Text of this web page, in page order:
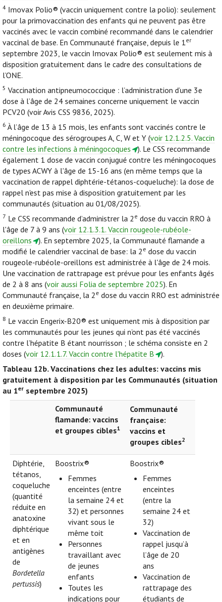
4 Imovax Polio® (vaccin uniquement contre la polio): seulement
pour la primovaccination des enfants qui ne peuvent pas être
vaccinés avec le vaccin combiné recommandé dans le calendrier
vaccinal de base. En Communauté française, depuis le 1er
septembre 2023, le vaccin Imovax Polio® est seulement mis à
disposition gratuitement dans le cadre des consultations de
l’ONE.
5 Vaccination antipneumococcique : l’administration d’une 3e
dose à l’âge de 24 semaines concerne uniquement le vaccin
PCV20 (voir Avis CSS 9836, 2025).
6 À l’âge de 13 à 15 mois, les enfants sont vaccinés contre le
méningocoque des sérogroupes A, C, W et Y (voir 12.1.2.5. Vaccin
contre les infections à méningocoques
). Le CSS recommande
également 1 dose de vaccin conjugué contre les méningocoques
de types ACWY à l'âge de 15-16 ans (en même temps que la
vaccination de rappel diphtérie-tétanos-coqueluche): la dose de
rappel n'est pas mise à disposition gratuitement par les
communautés (situation au 01/08/2025).
7 Le CSS recommande d’administrer la 2 e dose du vaccin RRO à
l'âge de 7 à 9 ans (voir 12.1.3.1. Vaccin rougeole-rubéole-
oreillons
). En septembre 2025, la Communauté flamande a
modifié le calendrier vaccinal de base: la 2 e dose du vaccin
rougeole-rubéole-oreillons est administrée à l'âge de 24 mois.
Une vaccination de rattrapage est prévue pour les enfants âgés
de 2 à 8 ans (voir aussi Folia de septembre 2025). En
Communauté française, la 2 e dose du vaccin RRO est administrée
en deuxième primaire.
8 Le vaccin Engerix-B20® est uniquement mis à disposition par
les communautés pour les jeunes qui n’ont pas été vaccinés
contre l’hépatite B étant nourrisson ; le schéma consiste en 2
doses (voir 12.1.1.7. Vaccin contre l'hépatite B
).
Tableau 12b. Vaccinations chez les adultes: vaccins mis
gratuitement à disposition par les Communautés (situation
au 1er septembre 2025)
Communauté
flamande: vaccins
et groupes cibles1
Communauté
française:
vaccins et
groupes cibles2
Diphtérie,
tétanos,
coqueluche
(quantité
réduite en
anatoxine
diphtérique
et en
antigènes
de
Bordetella
pertussis)
Boostrix®
Femmes
enceintes (entre
la semaine 24 et
32) et personnes
vivant sous le
même toit
Personnes
travaillant avec
de jeunes
enfants
Toutes les
indications pour
Boostrix®
Femmes
enceintes
(entre la
semaine 24 et
32)
Vaccination de
rappel jusqu’à
l’âge de 20
ans
Vaccination de
rattrapage des
étudiants de